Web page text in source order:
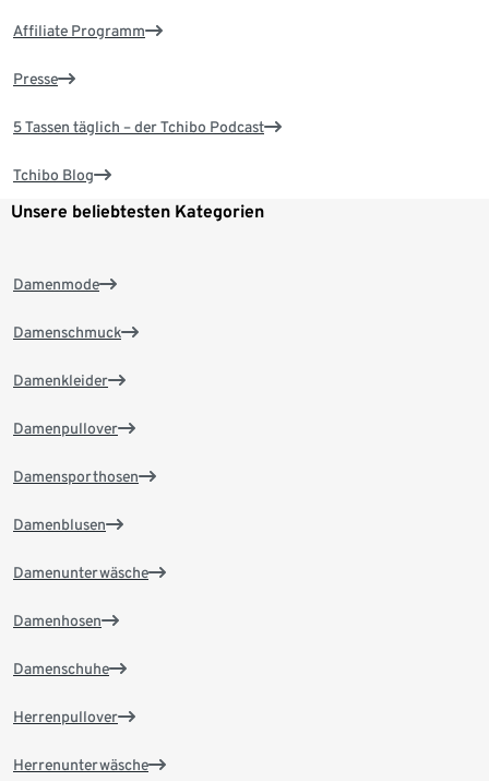
Affiliate Programm
Presse
5 Tassen täglich – der Tchibo Podcast
Tchibo Blog
Unsere beliebtesten Kategorien
Damenmode
Damenschmuck
Damenkleider
Damenpullover
Damensporthosen
Damenblusen
Damenunterwäsche
Damenhosen
Damenschuhe
Herrenpullover
Herrenunterwäsche